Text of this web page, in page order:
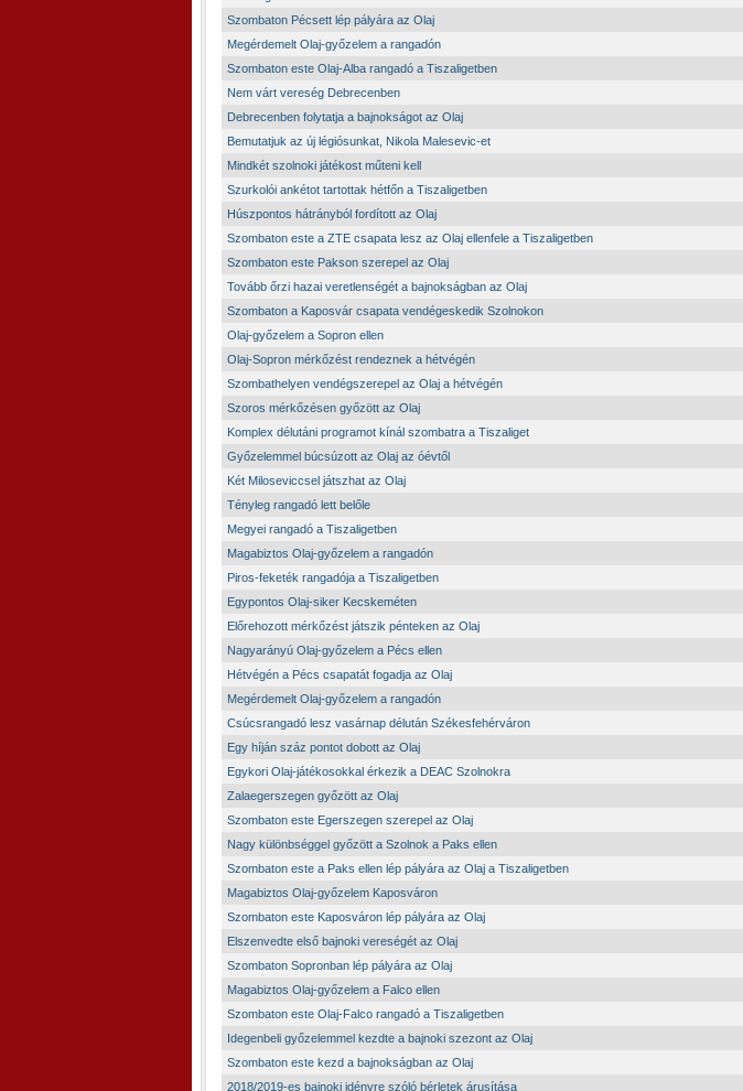
Szombaton Pécsett lép pályára az Olaj
Megérdemelt Olaj-győzelem a rangadón
Szombaton este Olaj-Alba rangadó a Tiszaligetben
Nem várt vereség Debrecenben
Debrecenben folytatja a bajnokságot az Olaj
Bemutatjuk az új légiósunkat, Nikola Malesevic-et
Mindkét szolnoki játékost műteni kell
Szurkolói ankétot tartottak hétfőn a Tiszaligetben
Húszpontos hátrányból fordított az Olaj
Szombaton este a ZTE csapata lesz az Olaj ellenfele a Tiszaligetben
Szombaton este Pakson szerepel az Olaj
Tovább őrzi hazai veretlenségét a bajnokságban az Olaj
Szombaton a Kaposvár csapata vendégeskedik Szolnokon
Olaj-győzelem a Sopron ellen
Olaj-Sopron mérkőzést rendeznek a hétvégén
Szombathelyen vendégszerepel az Olaj a hétvégén
Szoros mérkőzésen győzött az Olaj
Komplex délutáni programot kínál szombatra a Tiszaliget
Győzelemmel búcsúzott az Olaj az óévtől
Két Miloseviccsel játszhat az Olaj
Tényleg rangadó lett belőle
Megyei rangadó a Tiszaligetben
Magabiztos Olaj-győzelem a rangadón
Piros-feketék rangadója a Tiszaligetben
Egypontos Olaj-siker Kecskeméten
Előrehozott mérkőzést játszik pénteken az Olaj
Nagyarányú Olaj-győzelem a Pécs ellen
Hétvégén a Pécs csapatát fogadja az Olaj
Megérdemelt Olaj-győzelem a rangadón
Csúcsrangadó lesz vasárnap délután Székesfehérváron
Egy híján száz pontot dobott az Olaj
Egykori Olaj-játékosokkal érkezik a DEAC Szolnokra
Zalaegerszegen győzött az Olaj
Szombaton este Egerszegen szerepel az Olaj
Nagy különbséggel győzött a Szolnok a Paks ellen
Szombaton este a Paks ellen lép pályára az Olaj a Tiszaligetben
Magabiztos Olaj-győzelem Kaposváron
Szombaton este Kaposváron lép pályára az Olaj
Elszenvedte első bajnoki vereségét az Olaj
Szombaton Sopronban lép pályára az Olaj
Magabiztos Olaj-győzelem a Falco ellen
Szombaton este Olaj-Falco rangadó a Tiszaligetben
Idegenbeli győzelemmel kezdte a bajnoki szezont az Olaj
Szombaton este kezd a bajnokságban az Olaj
2018/2019-es bajnoki idényre szóló bérletek árusítása